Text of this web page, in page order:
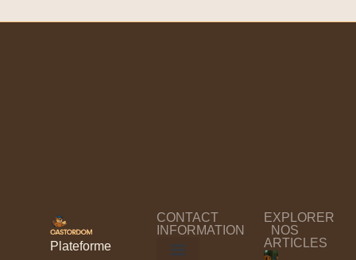
Plateforme
CONTACT
INFORMATION
EXPLORER
NOS
ARTICLES